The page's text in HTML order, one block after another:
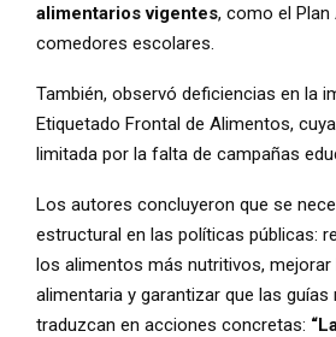
alimentarios vigentes, como el
comedores escolares.
También, observó deficiencias en la
Etiquetado Frontal de Alimentos,
limitada por la falta de campañas
Los autores concluyeron que se
estructural en las políticas públicas:
los alimentos más nutritivos, mejorar
alimentaria y garantizar que las guías
traduzcan en acciones concretas: